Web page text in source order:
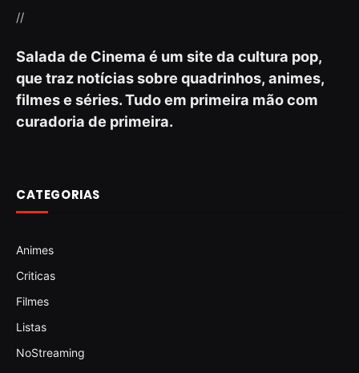
//
Salada de Cinema é um site da cultura pop,
que traz notícias sobre quadrinhos, animes,
filmes e séries. Tudo em primeira mão com
curadoria de primeira.
CATEGORIAS
Animes
Criticas
Filmes
Listas
NoStreaming